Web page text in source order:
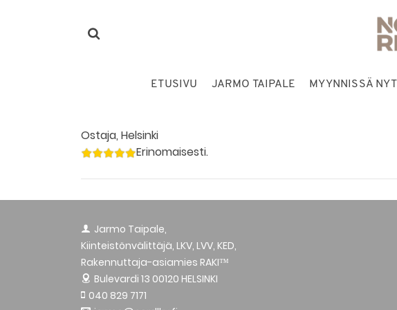
ETUSIVU JARMO TAIPALE MYYNNISSÄ NYT
Ostaja, Helsinki
Erinomaisesti.
Jarmo Taipale,
Kiinteistönvälittäjä, LKV, LVV, KED,
Rakennuttaja-asiamies RAKI™
Bulevardi 13 00120 HELSINKI
040 829 7171